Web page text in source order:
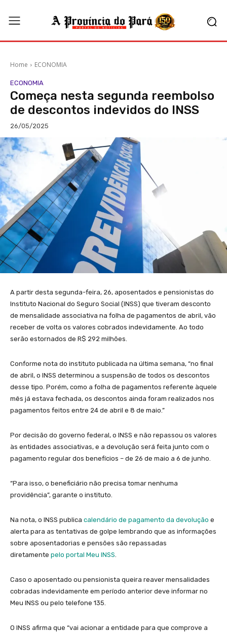
Home ECONOMIA
ECONOMIA
Começa nesta segunda reembolso
de descontos indevidos do INSS
26/05/2025
A partir desta segunda-feira, 26, aposentados e pensionistas do
Instituto Nacional do Seguro Social (INSS) que tiveram desconto
de mensalidade associativa na folha de pagamentos de abril, vão
receber de volta os valores cobrados indevidamente. Ao todo
serão estornados de R$ 292 milhões.
Conforme nota do instituto publicada na última semana, “no final
de abril, o INSS determinou a suspensão de todos os descontos
desse tipo. Porém, como a folha de pagamentos referente àquele
mês já estava fechada, os descontos ainda foram realizados nos
pagamentos feitos entre 24 de abril e 8 de maio.”
Por decisão do governo federal, o INSS e não repassou os valores
às entidades associativas, e a devolução será feita junto com o
pagamento regular dos benefícios – de 26 de maio a 6 de junho.
“Para isso, o beneficiário não precisa tomar nenhuma
providência”, garante o instituto.
Na nota, o INSS publica calendário de pagamento da devolução e
alerta para as tentativas de golpe lembrando que as informações
sobre aposentadorias e pensões são repassadas
diretamente pelo portal Meu INSS
Caso o aposentado ou pensionista queira reaver mensalidades
cobradas indevidamente em período anterior deve informar no
Meu INSS ou pelo telefone 135.
O INSS afirma que “vai acionar a entidade para que comprove a